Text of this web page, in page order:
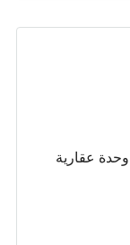
عقارية